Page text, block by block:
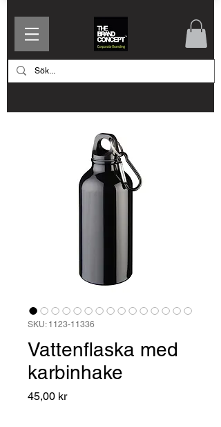
SKU: 1123-11336
Vattenflaska med
karbinhake
45,00 krPris